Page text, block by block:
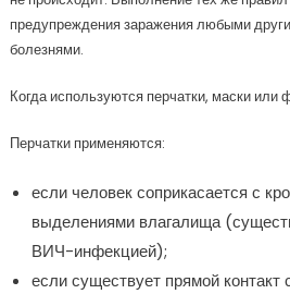
предупреждения заражения любыми
болезнями.
Когда используются перчатки, маски или
Перчатки применяются:
если человек соприкасается с
выделениями влагалища
ВИЧ-инфекцией);
если существует прямой